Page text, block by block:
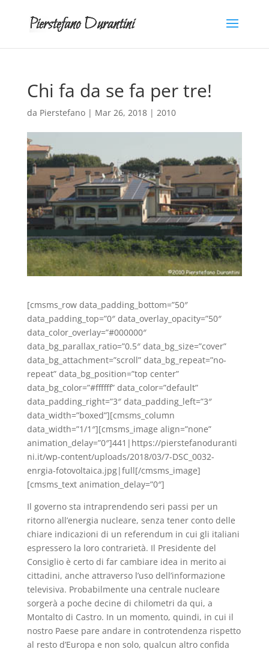
Chi fa da se fa per tre!
da Pierstefano| Mar 26, 2018| 2010
[cmsms_row data_padding_bottom=”50″
data_padding_top=”0″ data_overlay_opacity=”50″
data_color_overlay=”#000000″
data_bg_parallax_ratio=”0.5″ data_bg_size=”cover”
data_bg_attachment=”scroll” data_bg_repeat=”no-
repeat” data_bg_position=”top center”
data_bg_color=”#ffffff” data_color=”default”
data_padding_right=”3″ data_padding_left=”3″
data_width=”boxed”][cmsms_column
data_width=”1/1″][cmsms_image align=”none”
animation_delay=”0″]441|https://pierstefanoduranti
ni.it/wp-content/uploads/2018/03/7-DSC_0032-
enrgia-fotovoltaica.jpg|full[/cmsms_image]
[cmsms_text animation_delay=”0″]
Il governo sta intraprendendo seri passi per un
ritorno all’energia nucleare, senza tener conto delle
chiare indicazioni di un referendum in cui gli italiani
espressero la loro contrarietà. Il Presidente del
Consiglio è certo di far cambiare idea in merito ai
cittadini, anche attraverso l’uso dell’informazione
televisiva. Probabilmente una centrale nucleare
sorgerà a poche decine di chilometri da qui, a
Montalto di Castro. In un momento, quindi, in cui il
nostro Paese pare andare in controtendenza rispetto
al resto d’Europa e non solo, qualcun altro confida